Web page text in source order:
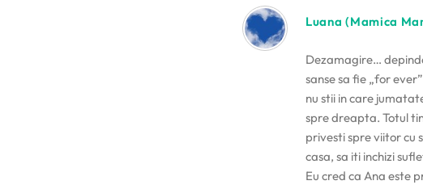
Luana (Mamica
Dezamagire…
sanse sa fie „for
nu stii in care
spre dreapta. Totul
privesti spre viitor cu
casa, sa iti inchizi
Eu cred ca Ana este